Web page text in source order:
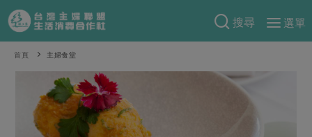
搜尋
選單
產品分類
當季蔬果
一籃菜
芽苗類
食譜料理
食材特別企畫
首頁 主婦食堂